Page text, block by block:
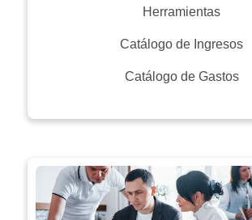
Herramientas
Catálogo de Ingresos
Catálogo de Gastos